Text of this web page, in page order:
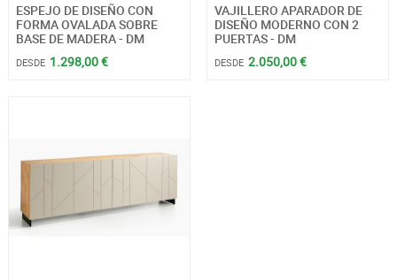
ESPEJO DE DISEÑO CON
FORMA OVALADA SOBRE
BASE DE MADERA - DM
DESDE 1.298,00 €
VAJILLERO APARADOR DE
DISEÑO MODERNO CON 2
PUERTAS - DM
DESDE 2.050,00 €